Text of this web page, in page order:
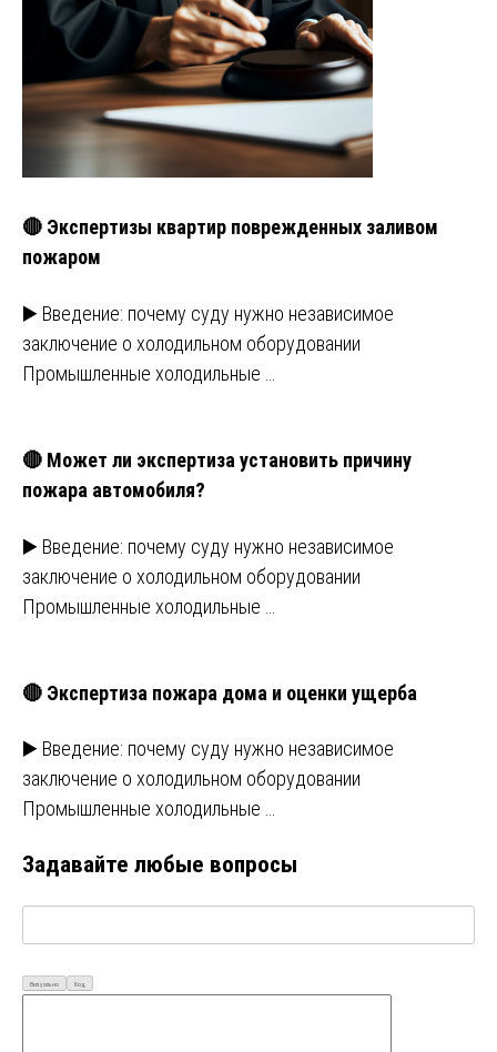
🔴 Экспертизы квартир поврежденных заливом
пожаром
▶️ Введение: почему суду нужно независимое
заключение о холодильном оборудовании
Промышленные холодильные …
🔴 Может ли экспертиза установить причину
пожара автомобиля?
▶️ Введение: почему суду нужно независимое
заключение о холодильном оборудовании
Промышленные холодильные …
🔴 Экспертиза пожара дома и оценки ущерба
▶️ Введение: почему суду нужно независимое
заключение о холодильном оборудовании
Промышленные холодильные …
Задавайте любые вопросы
Визуально Код